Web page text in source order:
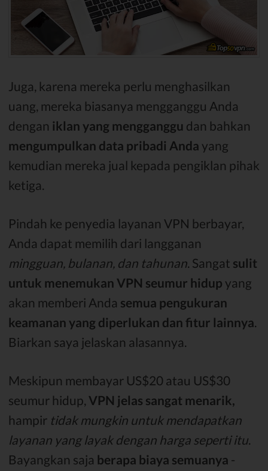
Juga, karena mereka perlu menghasilkan
uang, mereka biasanya mengganggu Anda
dengan iklan yang mengganggu dan bahkan
mengumpulkan data pribadi Anda yang
kemudian mereka jual kepada pengiklan pihak
ketiga.
Pindah ke penyedia layanan VPN berbayar,
Anda dapat memilih dari langganan
mingguan, bulanan, dan tahunan. Sangat sulit
untuk menemukan VPN seumur hidup yang
akan memberi Anda semua pengukuran
keamanan yang diperlukan dan fitur lainnya.
Biarkan saya jelaskan alasannya.
Meskipun membayar US$20 atau US$30
seumur hidup, VPN jelas sangat menarik,
hampir tidak mungkin untuk mendapatkan
layanan yang layak dengan harga seperti itu.
Bayangkan saja berapa biaya semuanya -